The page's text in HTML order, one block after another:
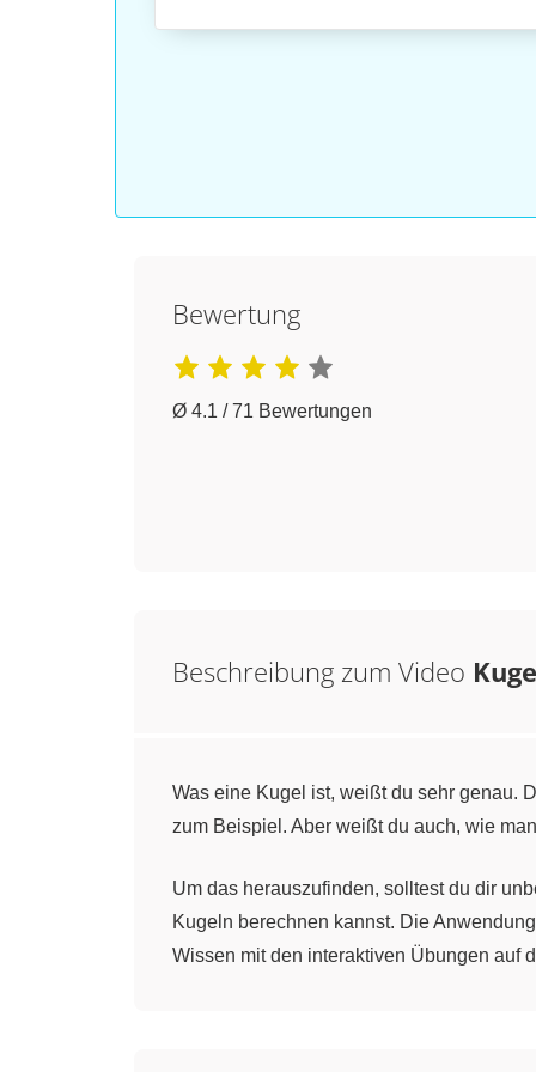
h
Bewertung
Ø 4.1 / 71 Bewertungen
Beschreibung zum Video
Was eine Kugel ist, weißt du sehr genau.
zum Beispiel. Aber weißt du auch, wie
Um das herauszufinden, solltest du dir
Kugeln berechnen kannst. Die
Wissen mit den interaktiven Übungen auf